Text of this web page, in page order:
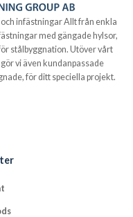
infästningar Allt från enkla
med gängade hylsor,
stålbyggnation. Utöver vårt
vi även kundanpassade
för ditt speciella projekt.